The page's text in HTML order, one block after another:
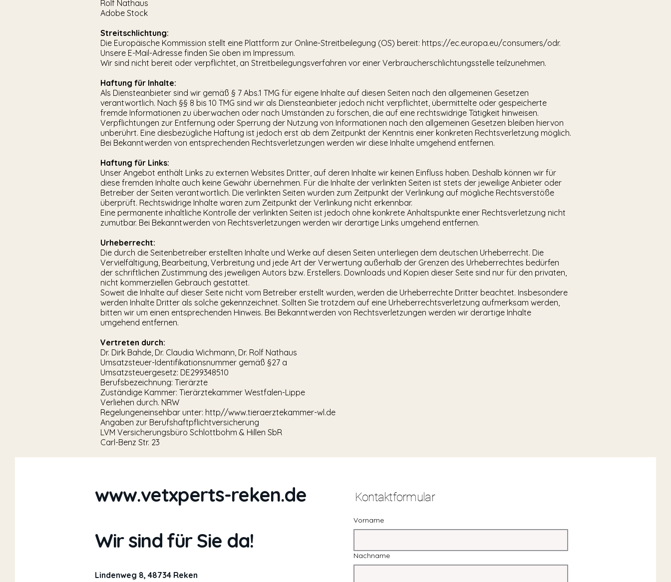
Rolf Nathaus
Adobe Stock
Streitschlichtung:
Die Europäische Kommission stellt eine Plattform zur Online-Streitbeilegung (OS) bereit: https://ec.europa.eu/consumers/odr.
Unsere E-Mail-Adresse finden Sie oben im Impressum.
Wir sind nicht bereit oder verpflichtet, an Streitbeilegungsverfahren vor einer Verbraucherschlichtungsstelle teilzunehmen.
Haftung für Inhalte:
Als Diensteanbieter sind wir gemäß § 7 Abs.1 TMG für eigene Inhalte auf diesen Seiten nach den allgemeinen Gesetzen
verantwortlich. Nach §§ 8 bis 10 TMG sind wir als Diensteanbieter jedoch nicht verpflichtet, übermittelte oder gespeicherte
fremde Informationen zu überwachen oder nach Umständen zu forschen, die auf eine rechtswidrige Tätigkeit hinweisen.
Verpflichtungen zur Entfernung oder Sperrung der Nutzung von Informationen nach den allgemeinen Gesetzen bleiben hiervon
unberührt. Eine diesbezügliche Haftung ist jedoch erst ab dem Zeitpunkt der Kenntnis einer konkreten Rechtsverletzung möglich.
Bei Bekanntwerden von entsprechenden Rechtsverletzungen werden wir diese Inhalte umgehend entfernen.
Haftung für Links:
Unser Angebot enthält Links zu externen Websites Dritter, auf deren Inhalte wir keinen Einfluss haben. Deshalb können wir für
diese fremden Inhalte auch keine Gewähr übernehmen. Für die Inhalte der verlinkten Seiten ist stets der jeweilige Anbieter oder
Betreiber der Seiten verantwortlich. Die verlinkten Seiten wurden zum Zeitpunkt der Verlinkung auf mögliche Rechtsverstöße
überprüft. Rechtswidrige Inhalte waren zum Zeitpunkt der Verlinkung nicht erkennbar.
Eine permanente inhaltliche Kontrolle der verlinkten Seiten ist jedoch ohne konkrete Anhaltspunkte einer Rechtsverletzung nicht
zumutbar. Bei Bekanntwerden von Rechtsverletzungen werden wir derartige Links umgehend entfernen.
Urheberrecht:
Die durch die Seitenbetreiber erstellten Inhalte und Werke auf diesen Seiten unterliegen dem deutschen Urheberrecht. Die
Vervielfältigung, Bearbeitung, Verbreitung und jede Art der Verwertung außerhalb der Grenzen des Urheberrechtes bedürfen
der schriftlichen Zustimmung des jeweiligen Autors bzw. Erstellers. Downloads und Kopien dieser Seite sind nur für den privaten,
nicht kommerziellen Gebrauch gestattet.
Soweit die Inhalte auf dieser Seite nicht vom Betreiber erstellt wurden, werden die Urheberrechte Dritter beachtet. Insbesondere
werden Inhalte Dritter als solche gekennzeichnet. Sollten Sie trotzdem auf eine Urheberrechtsverletzung aufmerksam werden,
bitten wir um einen entsprechenden Hinweis. Bei Bekanntwerden von Rechtsverletzungen werden wir derartige Inhalte
umgehend entfernen.
Vertreten durch:
Dr. Dirk Bahde, Dr. Claudia Wichmann, Dr. Rolf Nathaus
Umsatzsteuer-Identifikationsnummer gemäß §27 a
Umsatzsteuergesetz: DE299348510
Berufsbezeichnung: Tierärzte
Zuständige Kammer: Tierärztekammer Westfalen-Lippe
Verliehen durch. NRW
Regelungeneinsehbar unter: http//www.tieraerztekammer-wl.de
Angaben zur Berufshaftpflichtversicherung
LVM Versicherungsbüro Schlottbohm & Hillen SbR
Carl-Benz Str. 23
www.vetxperts-reken.de
Wir sind für Sie da!
Lindenweg 8, 48734 Reken
Kontaktformular
Vorname
Nachname